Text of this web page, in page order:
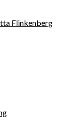
Flinkenberg